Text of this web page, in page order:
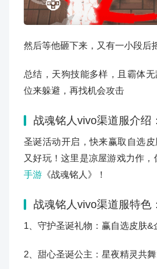
然后等他砸下来，又有一小段后
总结，天狗技能多样，且霸体
位来躲避，再找机会攻击
战魂铭人vivo渠道服介绍：
圣诞活动开启，快来赢取自选
又好玩！这里是凉屋游戏力作
手游 《战魂铭人》！
战魂铭人vivo渠道服特色：
1、守护圣诞礼物：赢自选皮肤&
2、甜心圣诞公主：星夜精灵共舞